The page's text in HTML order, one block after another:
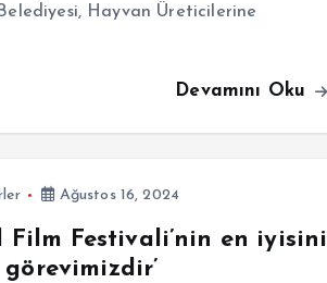
Hayvan Üreticilerine
Devamını Oku
Ağustos 16, 2024
Film Festivali’nin en iyisini